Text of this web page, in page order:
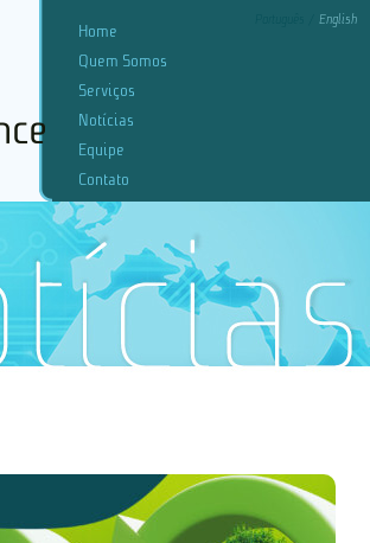
English
Home
Quem Somos
Serviços
Notícias
Equipe
Contato